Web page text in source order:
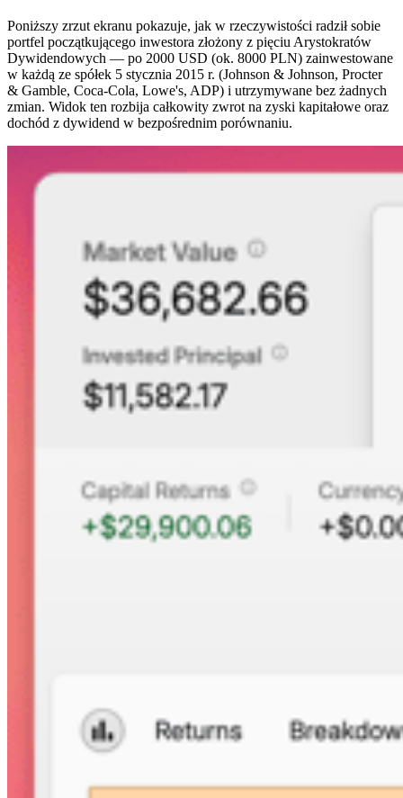
Poniższy zrzut ekranu pokazuje, jak w rzeczywistości radził sobie
portfel początkującego inwestora złożony z pięciu Arystokratów
Dywidendowych — po 2000 USD (ok. 8000 PLN) zainwestowane
w każdą ze spółek 5 stycznia 2015 r. (Johnson & Johnson, Procter
& Gamble, Coca-Cola, Lowe's, ADP) i utrzymywane bez żadnych
zmian. Widok ten rozbija całkowity zwrot na zyski kapitałowe oraz
dochód z dywidend w bezpośrednim porównaniu.